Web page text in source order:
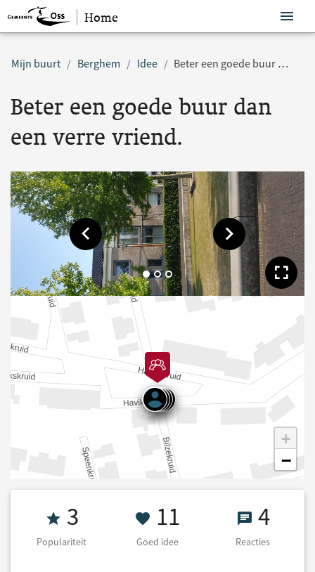
Sla navigatie over
Home
Mijn buurt Berghem Idee Beter een goede buur dan een verre vriend.
Beter een goede buur dan
een verre vriend.
Toon vorige afbeelding Toon volgende
+
−
Populariteit 3
3
Populariteit
11 Goed idee
11
Goed idee
4 4
Reacties